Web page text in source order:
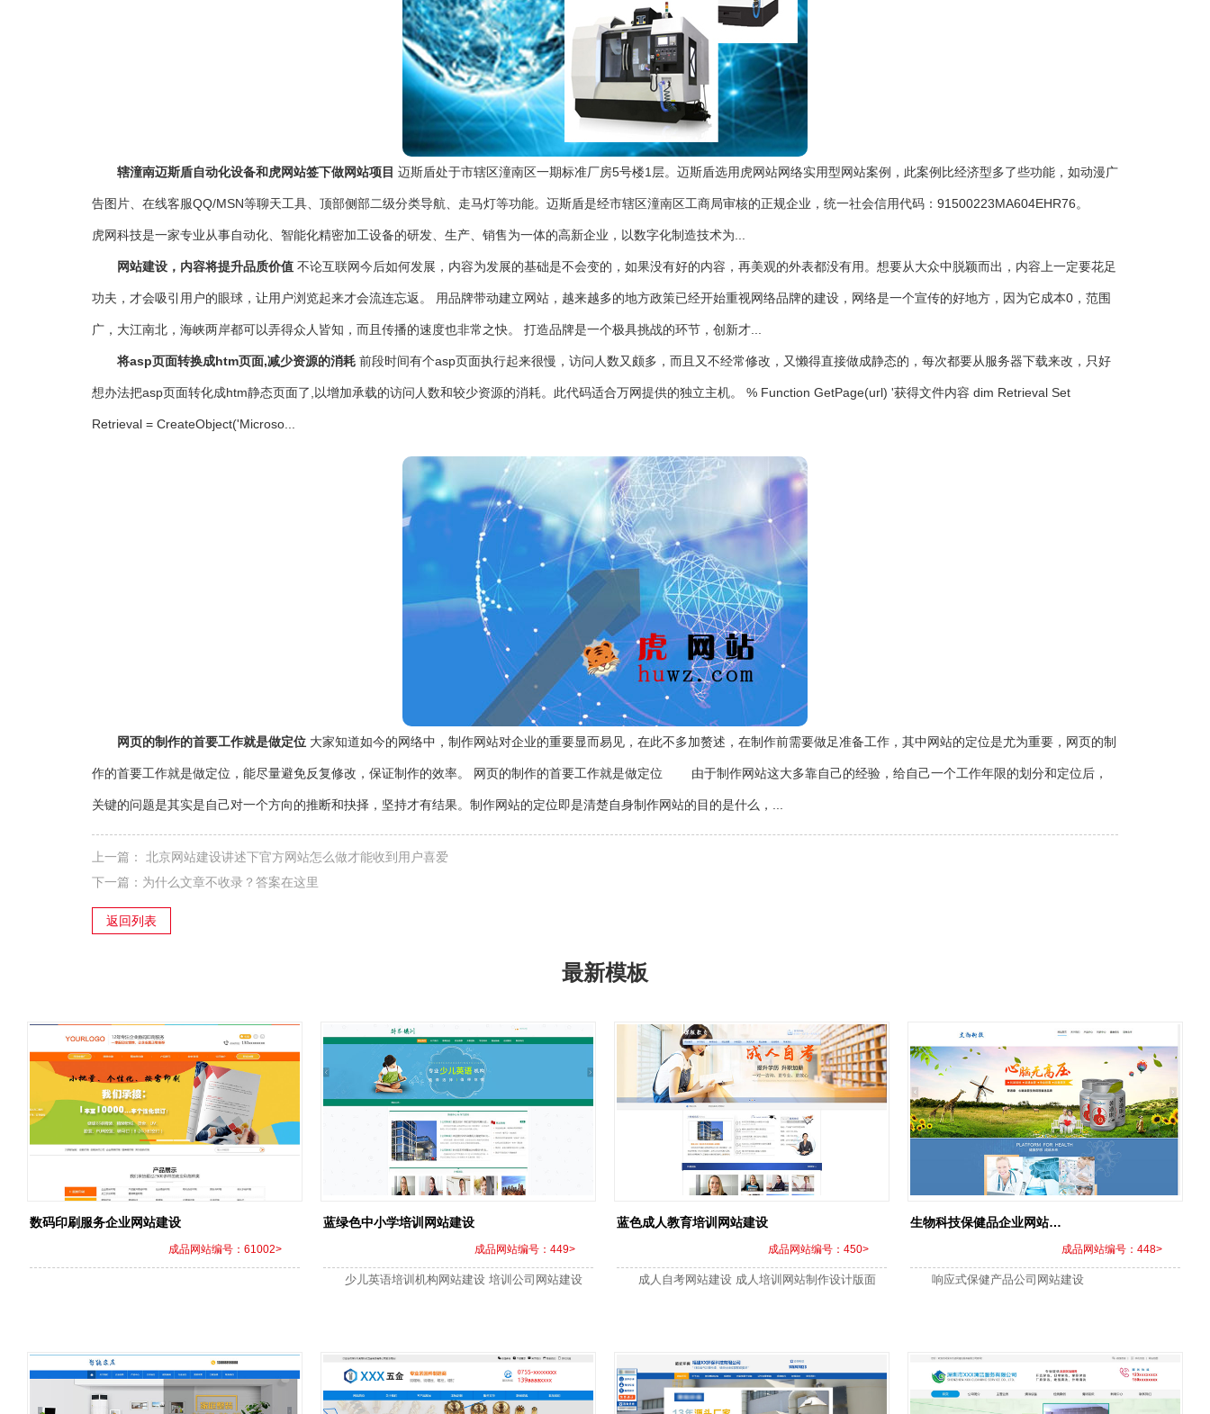
辖潼南迈斯盾自动化设备和虎网站签下做网站项目 迈斯盾处于市辖区潼南区一期标准厂房5号楼1层。迈斯盾选用虎网站网络实用型网站案例，此案例比经济型多了些功能，如动漫广
告图片、在线客服QQ/MSN等聊天工具、顶部侧部二级分类导航、走马灯等功能。迈斯盾是经市辖区潼南区工商局审核的正规企业，统一社会信用代码：91500223MA604EHR76。
虎网科技是一家专业从事自动化、智能化精密加工设备的研发、生产、销售为一体的高新企业，以数字化制造技术为...
网站建设，内容将提升品质价值 不论互联网今后如何发展，内容为发展的基础是不会变的，如果没有好的内容，再美观的外表都没有用。想要从大众中脱颖而出，内容上一定要花足
功夫，才会吸引用户的眼球，让用户浏览起来才会流连忘返。 用品牌带动建立网站，越来越多的地方政策已经开始重视网络品牌的建设，网络是一个宣传的好地方，因为它成本0，范围
广，大江南北，海峡两岸都可以弄得众人皆知，而且传播的速度也非常之快。 打造品牌是一个极具挑战的环节，创新才...
将asp页面转换成htm页面,减少资源的消耗 前段时间有个asp页面执行起来很慢，访问人数又颇多，而且又不经常修改，又懒得直接做成静态的，每次都要从服务器下载来改，只好
想办法把asp页面转化成htm静态页面了,以增加承载的访问人数和较少资源的消耗。此代码适合万网提供的独立主机。 % Function GetPage(url) '获得文件内容 dim Retrieval Set
Retrieval = CreateObject('Microso...
网页的制作的首要工作就是做定位 大家知道如今的网络中，制作网站对企业的重要显而易见，在此不多加赘述，在制作前需要做足准备工作，其中网站的定位是尤为重要，网页的制
作的首要工作就是做定位，能尽量避免反复修改，保证制作的效率。 网页的制作的首要工作就是做定位 由于制作网站这大多靠自己的经验，给自己一个工作年限的划分和定位后，
关键的问题是其实是自己对一个方向的推断和抉择，坚持才有结果。制作网站的定位即是清楚自身制作网站的目的是什么，...
上一篇：
北京网站建设讲述下官方网站怎么做才能收到用户喜爱
下一篇： 为什么文章不收录？答案在这里
返回列表
最新模板
数码印刷服务企业网站建设
成品网站编号：61002>
蓝绿色中小学培训网站建设
成品网站编号：449>
少儿英语培训机构网站建设 培训公司网站建设
蓝色成人教育培训网站建设
成品网站编号：450>
成人自考网站建设 成人培训网站制作设计版面
生物科技保健品企业网站建设
成品网站编号：448>
响应式保健产品公司网站建设